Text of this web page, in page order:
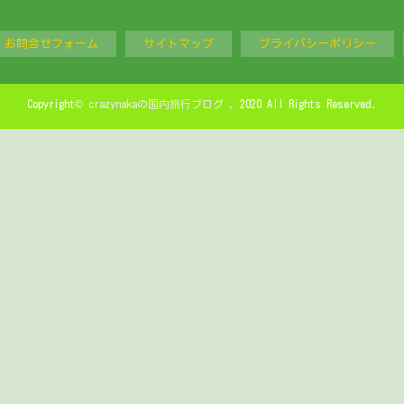
お問合せフォーム サイトマップ プライバシーポリシー
Copyright© crazynakaの国内旅行ブログ , 2020 All Rights Reserved.